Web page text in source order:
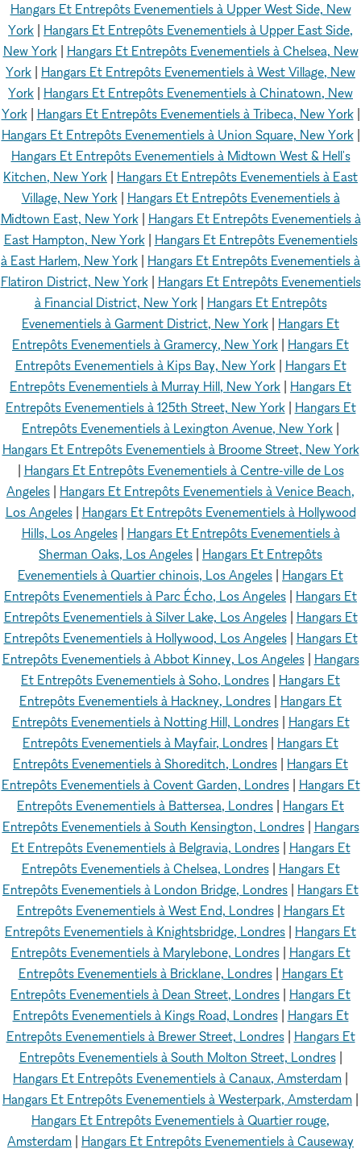
Hangars Et Entrepôts Evenementiels à Upper West Side, New
York
Hangars Et Entrepôts Evenementiels à Upper East Side,
New York| Hangars Et Entrepôts Evenementiels à Chelsea, New
York
Hangars Et Entrepôts Evenementiels à West Village, New
York
Hangars Et Entrepôts Evenementiels à Chinatown, New
York| Hangars Et Entrepôts Evenementiels à Tribeca, New York|
Hangars Et Entrepôts Evenementiels à Union Square, New York|
Hangars Et Entrepôts Evenementiels à Midtown West & Hell's
Kitchen, New York
Hangars Et Entrepôts Evenementiels à East
Village, New York| Hangars Et Entrepôts Evenementiels à
Midtown East, New York| Hangars Et Entrepôts Evenementiels à
East Hampton, New York| Hangars Et Entrepôts Evenementiels
à East Harlem, New York
Hangars Et Entrepôts Evenementiels à
Flatiron District, New York| Hangars Et Entrepôts Evenementiels
à Financial District, New York| Hangars Et Entrepôts
Evenementiels à Garment District, New York
Hangars Et
Entrepôts Evenementiels à Gramercy, New York
Hangars Et
Entrepôts Evenementiels à Kips Bay, New York| Hangars Et
Entrepôts Evenementiels à Murray Hill, New York
Hangars Et
Entrepôts Evenementiels à 125th Street, New York| Hangars Et
Entrepôts Evenementiels à Lexington Avenue, New York
Hangars Et Entrepôts Evenementiels à Broome Street, New York
Hangars Et Entrepôts Evenementiels à Centre-ville de Los
Angeles
Hangars Et Entrepôts Evenementiels à Venice Beach,
Los Angeles| Hangars Et Entrepôts Evenementiels à Hollywood
Hills, Los Angeles| Hangars Et Entrepôts Evenementiels à
Sherman Oaks, Los Angeles
Hangars Et Entrepôts
Evenementiels à Quartier chinois, Los Angeles
Hangars Et
Entrepôts Evenementiels à Parc Écho, Los Angeles
Hangars Et
Entrepôts Evenementiels à Silver Lake, Los Angeles| Hangars Et
Entrepôts Evenementiels à Hollywood, Los Angeles| Hangars Et
Entrepôts Evenementiels à Abbot Kinney, Los Angeles| Hangars
Et Entrepôts Evenementiels à Soho, Londres
Hangars Et
Entrepôts Evenementiels à Hackney, Londres
Hangars Et
Entrepôts Evenementiels à Notting Hill, Londres| Hangars Et
Entrepôts Evenementiels à Mayfair, Londres
Hangars Et
Entrepôts Evenementiels à Shoreditch, Londres
Hangars Et
Entrepôts Evenementiels à Covent Garden, Londres| Hangars Et
Entrepôts Evenementiels à Battersea, Londres
Hangars Et
Entrepôts Evenementiels à South Kensington, Londres| Hangars
Et Entrepôts Evenementiels à Belgravia, Londres| Hangars Et
Entrepôts Evenementiels à Chelsea, Londres| Hangars Et
Entrepôts Evenementiels à London Bridge, Londres
Hangars Et
Entrepôts Evenementiels à West End, Londres| Hangars Et
Entrepôts Evenementiels à Knightsbridge, Londres
Hangars Et
Entrepôts Evenementiels à Marylebone, Londres| Hangars Et
Entrepôts Evenementiels à Bricklane, Londres| Hangars Et
Entrepôts Evenementiels à Dean Street, Londres
Hangars Et
Entrepôts Evenementiels à Kings Road, Londres| Hangars Et
Entrepôts Evenementiels à Brewer Street, Londres| Hangars Et
Entrepôts Evenementiels à South Molton Street, Londres|
Hangars Et Entrepôts Evenementiels à Canaux, Amsterdam
Hangars Et Entrepôts Evenementiels à Westerpark, Amsterdam
Hangars Et Entrepôts Evenementiels à Quartier rouge,
Amsterdam
Hangars Et Entrepôts Evenementiels à Causeway